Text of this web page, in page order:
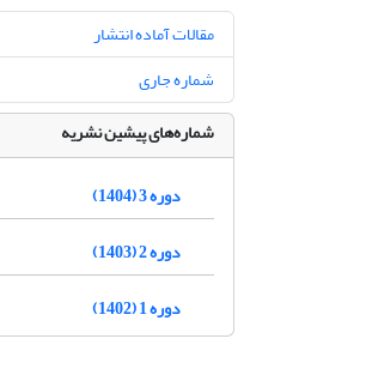
مقالات آماده انتشار
شماره جاری
شماره‌های پیشین نشریه
دوره 3 (1404)
دوره 2 (1403)
دوره 1 (1402)